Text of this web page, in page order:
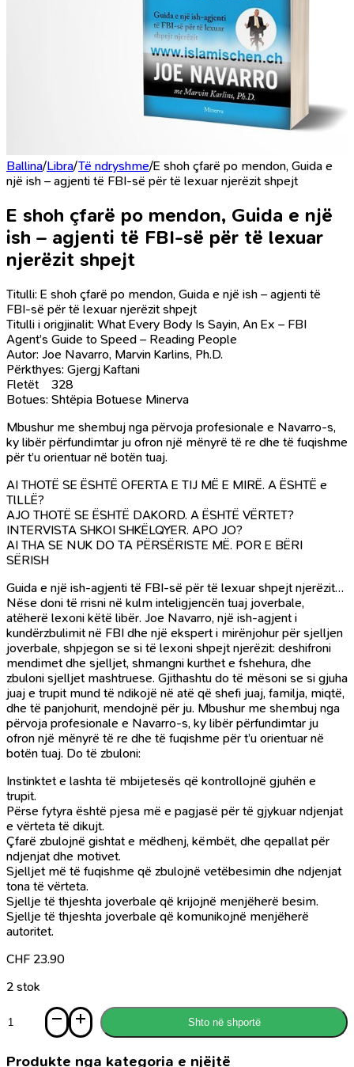
Ballina/Libra/Të ndryshme/E shoh çfarë po mendon, Guida e
një ish – agjenti të FBI-së për të lexuar njerëzit shpejt
E shoh çfarë po mendon, Guida e një
ish – agjenti të FBI-së për të lexuar
njerëzit shpejt
Titulli: E shoh çfarë po mendon, Guida e një ish – agjenti të
FBI-së për të lexuar njerëzit shpejt
Titulli i origjinalit: What Every Body Is Sayin, An Ex – FBI
Agent’s Guide to Speed – Reading People
Autor: Joe Navarro, Marvin Karlins, Ph.D.
Përkthyes: Gjergj Kaftani
Fletët 328
Botues: Shtëpia Botuese Minerva
Mbushur me shembuj nga përvoja profesionale e Navarro-s,
ky libër përfundimtar ju ofron një mënyrë të re dhe të fuqishme
për t’u orientuar në botën tuaj.
AI THOTË SE ËSHTË OFERTA E TIJ MË E MIRË. A ËSHTË e
TlLLË?
AJO THOTË SE ËSHTË DAKORD. A ËSHTË VËRTET?
INTERVISTA SHKOI SHKËLQYER. APO JO?
AI THA SE NUK DO TA PËRSËRISTE MË. POR E BËRI
SËRISH
Guida e një ish-agjenti të FBI-së për të lexuar shpejt njerëzit…
Nëse doni të rrisni në kulm inteligjencën tuaj joverbale,
atëherë lexoni këtë libër. Joe Navarro, një ish-agjent i
kundërzbulimit në FBI dhe një ekspert i mirënjohur për sjelljen
joverbale, shpjegon se si të lexoni shpejt njerëzit: deshifroni
mendimet dhe sjelljet, shmangni kurthet e fshehura, dhe
zbuloni sjelljet mashtruese. Gjithashtu do të mësoni se si gjuha
juaj e trupit mund të ndikojë në atë që shefi juaj, familja, miqtë,
dhe të panjohurit, mendojnë për ju. Mbushur me shembuj nga
përvoja profesionale e Navarro-s, ky libër përfundimtar ju
ofron një mënyrë të re dhe të fuqishme për t’u orientuar në
botën tuaj. Do të zbuloni:
Instinktet e lashta të mbijetesës që kontrollojnë gjuhën e
trupit.
Përse fytyra është pjesa më e pagjasë për të gjykuar ndjenjat
e vërteta të dikujt.
Çfarë zbulojnë gishtat e mëdhenj, këmbët, dhe qepallat për
ndjenjat dhe motivet.
Sjelljet më të fuqishme që zbulojnë vetëbesimin dhe ndjenjat
tona të vërteta.
Sjellje të thjeshta joverbale që krijojnë menjëherë besim.
Sjellje të thjeshta joverbale që komunikojnë menjëherë
autoritet.
CHF 23.90
2 stok
E
çfarë
Shto në shportë
Produkte nga kategoria e njëjtë